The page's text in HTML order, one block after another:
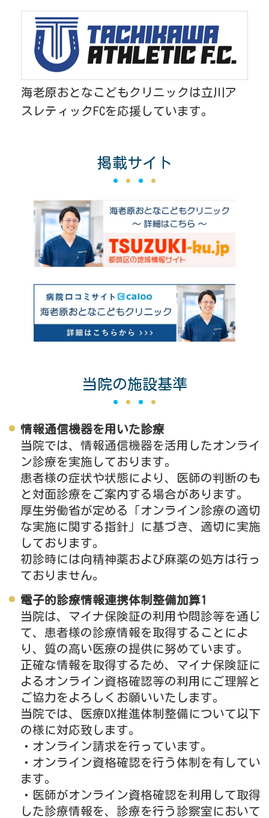
海老原おとなこどもクリニックは立川ア
スレティックFCを応援しています。
掲載サイト
当院の施設基準
情報通信機器を用いた診療
当院では、情報通信機器を活用したオンライ
ン診療を実施しております。
患者様の症状や状態により、医師の判断のも
と対面診療をご案内する場合があります。
厚生労働省が定める「オンライン診療の適切
な実施に関する指針」に基づき、適切に実施
しております。
初診時には向精神薬および麻薬の処方は行っ
ておりません。
電子的診療情報連携体制整備加算1
当院は、マイナ保険証の利用や問診等を通じ
て、患者様の診療情報を取得することによ
り、質の高い医療の提供に努めています。
正確な情報を取得するため、マイナ保険証に
よるオンライン資格確認等の利用にご理解と
ご協力をよろしくお願いいたします。
当院では、医療DX推進体制整備について以下
の様に対応致します。
・オンライン請求を行っています。
・オンライン資格確認を行う体制を有してい
ます。
・医師がオンライン資格確認を利用して取得
した診療情報を、診療を行う診察室において